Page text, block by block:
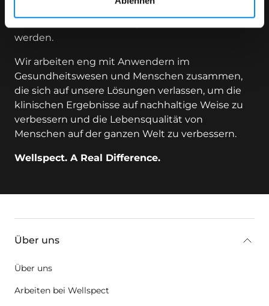
werden.
Wir arbeiten eng mit Anwendern im
Gesundheitswesen und Menschen zusammen,
die sich auf unsere Lösungen verlassen, um die
klinischen Ergebnisse auf nachhaltige Weise zu
verbessern und die Lebensqualität von
Menschen auf der ganzen Welt zu verbessern.
Wellspect. A Real Difference.
Über uns
Über uns
Arbeiten bei Wellspect